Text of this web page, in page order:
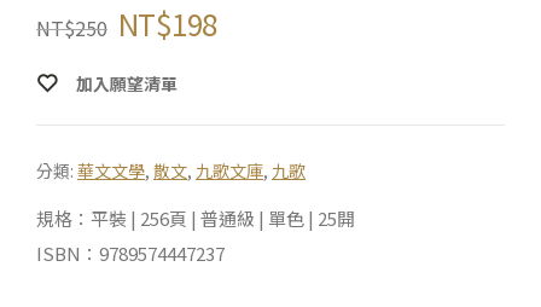
NT$250 NT$198
加入願望清單
分類: 華文文學, 散文, 九歌文庫, 九歌
規格：平裝 | 256頁 | 普通級 | 單色 | 25開
ISBN：9789574447237